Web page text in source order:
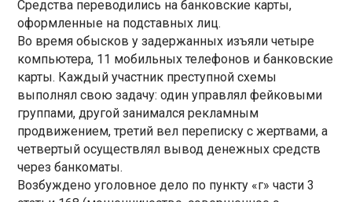
Средства переводились на банковские карты,
оформленные на подставных лиц.
Во время обысков у задержанных изъяли четыре
компьютера, 11 мобильных телефонов и банковские
карты. Каждый участник преступной схемы
выполнял свою задачу: один управлял фейковыми
группами, другой занимался рекламным
продвижением, третий вел переписку с жертвами, а
четвертый осуществлял вывод денежных средств
через банкоматы.
Возбуждено уголовное дело по пункту «г» части 3